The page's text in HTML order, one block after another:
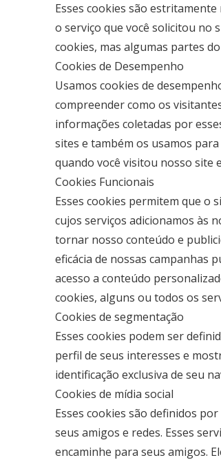
Esses cookies são
o serviço que você solicitou no
cookies, mas algumas partes
Cookies de Desempenho
Usamos cookies de
compreender como os
informações coletadas por
sites e também os usamos
quando você visitou nosso site
Cookies Funcionais
Esses cookies permitem que o
cujos serviços adicionamos às
tornar nosso conteúdo e
eficácia de nossas campanhas
acesso a conteúdo
cookies, alguns ou todos os
Cookies de segmentação
Esses cookies podem ser
perfil de seus interesses e
identificação exclusiva de seu
Cookies de mídia social
Esses cookies são definidos
seus amigos e redes. Esses
encaminhe para seus amigos.